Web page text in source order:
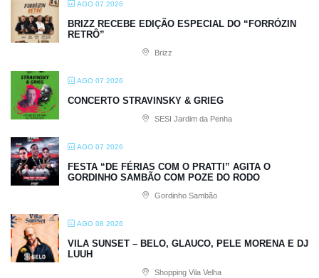
AGO 07 2026
BRIZZ RECEBE EDIÇÃO ESPECIAL DO “FORRÓZIN
RETRÔ”
Brizz
AGO 07 2026
CONCERTO STRAVINSKY & GRIEG
SESI Jardim da Penha
AGO 07 2026
FESTA “DE FÉRIAS COM O PRATTI” AGITA O
GORDINHO SAMBÃO COM POZE DO RODO
Gordinho Sambão
AGO 08 2026
VILA SUNSET – BELO, GLAUCO, PELE MORENA E DJ
LUUH
Shopping Vila Velha